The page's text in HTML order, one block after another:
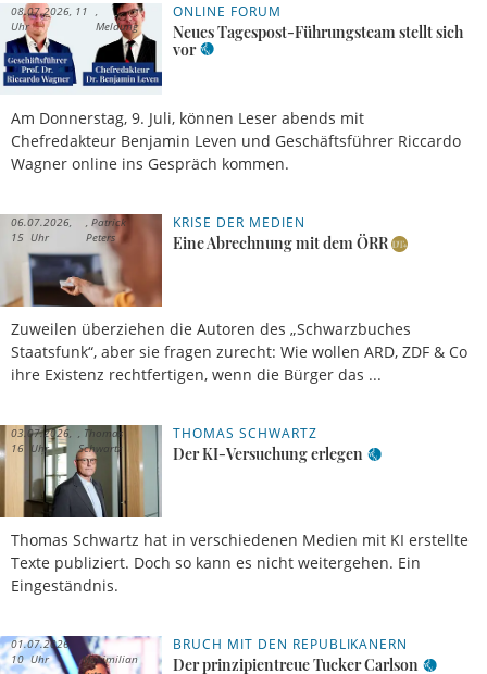
ONLINE FORUM
Neues Tagespost-Führungsteam stellt sich
vor
Am Donnerstag, 9. Juli, können Leser abends mit
Chefredakteur Benjamin Leven und Geschäftsführer Riccardo
Wagner online ins Gespräch kommen.
08.07.2026, 11
Uhr
Meldung
KRISE DER MEDIEN
Eine Abrechnung mit dem ÖRR
Zuweilen überziehen die Autoren des „Schwarzbuches
Staatsfunk“, aber sie fragen zurecht: Wie wollen ARD, ZDF & Co
ihre Existenz rechtfertigen, wenn die Bürger das ...
06.07.2026,
15 Uhr
Patrick
Peters
THOMAS SCHWARTZ
Der KI-Versuchung erlegen
Thomas Schwartz hat in verschiedenen Medien mit KI erstellte
Texte publiziert. Doch so kann es nicht weitergehen. Ein
Eingeständnis.
03.07.2026,
16 Uhr
Thomas
Schwartz
BRUCH MIT DEN REPUBLIKANERN
Der prinzipientreue Tucker Carlson
01.07.2026,
10 Uhr
Maximilian